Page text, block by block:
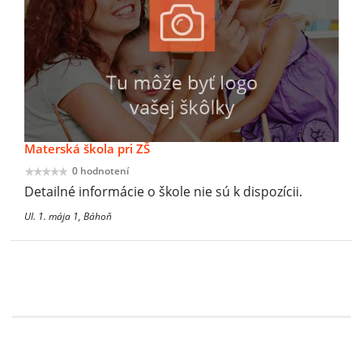
Materská škola pri ZŠ
0 hodnotení
Detailné informácie o škole nie sú k dispozícii.
Ul. 1. mája 1, Báhoň